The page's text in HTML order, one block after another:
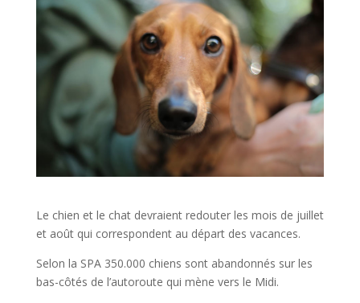
Le chien et le chat devraient redouter les mois de juillet
et août qui correspondent au départ des vacances.
Selon la SPA 350.000 chiens sont abandonnés sur les
bas-côtés de l’autoroute qui mène vers le Midi.